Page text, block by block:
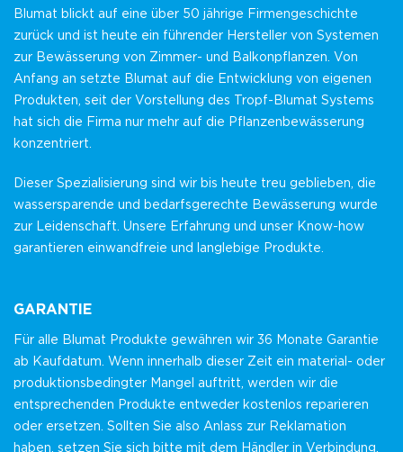
Blumat blickt auf eine über 50 jährige Firmengeschichte
zurück und ist heute ein führender Hersteller von Systemen
zur Bewässerung von Zimmer- und Balkonpflanzen. Von
Anfang an setzte Blumat auf die Entwicklung von eigenen
Produkten, seit der Vorstellung des Tropf-Blumat Systems
hat sich die Firma nur mehr auf die Pflanzenbewässerung
konzentriert.
Dieser Spezialisierung sind wir bis heute treu geblieben, die
wassersparende und bedarfsgerechte Bewässerung wurde
zur Leidenschaft. Unsere Erfahrung und unser Know-how
garantieren einwandfreie und langlebige Produkte.
GARANTIE
Für alle Blumat Produkte gewähren wir 36 Monate Garantie
ab Kaufdatum. Wenn innerhalb dieser Zeit ein material- oder
produktionsbedingter Mangel auftritt, werden wir die
entsprechenden Produkte entweder kostenlos reparieren
oder ersetzen. Sollten Sie also Anlass zur Reklamation
haben, setzen Sie sich bitte mit dem Händler in Verbindung,